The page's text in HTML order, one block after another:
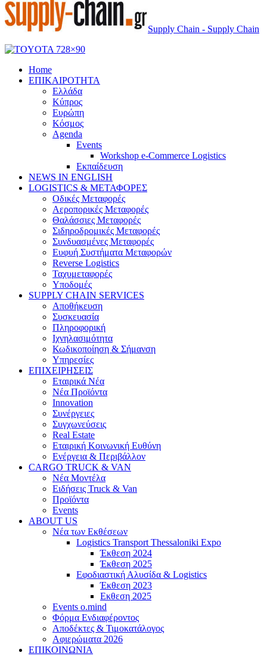
Supply Chain - Supply Chain
Home
ΕΠΙΚΑΙΡΟΤΗΤΑ
Ελλάδα
Κύπρος
Ευρώπη
Κόσμος
Agenda
Events
Workshop e-Commerce Logistics
Εκπαίδευση
NEWS IN ENGLISH
LOGISTICS & ΜΕΤΑΦΟΡΕΣ
Οδικές Μεταφορές
Αεροπορικές Μεταφορές
Θαλάσσιες Μεταφορές
Σιδηροδρομικές Μεταφορές
Συνδυασμένες Μεταφορές
Ευφυή Συστήματα Μεταφορών
Reverse Logistics
Ταχυμεταφορές
Υποδομές
SUPPLY CHAIN SERVICES
Αποθήκευση
Συσκευασία
Πληροφορική
Ιχνηλασιμότητα
Κωδικοποίηση & Σήμανση
Υπηρεσίες
ΕΠΙΧΕΙΡΗΣΕΙΣ
Εταιρικά Νέα
Νέα Προϊόντα
Innovation
Συνέργειες
Συγχωνεύσεις
Real Estate
Εταιρική Κοινωνική Ευθύνη
Ενέργεια & Περιβάλλον
CARGO TRUCK & VAN
Νέα Μοντέλα
Ειδήσεις Truck & Van
Προϊόντα
Events
ABOUT US
Νέα των Εκθέσεων
Logistics Transport Thessaloniki Expo
Έκθεση 2024
Έκθεση 2025
Εφοδιαστική Αλυσίδα & Logistics
Έκθεση 2023
Εκθεση 2025
Events o.mind
Φόρμα Ενδιαφέροντος
Αποδέκτες & Τιμοκατάλογος
Αφιερώματα 2026
ΕΠΙΚΟΙΝΩΝΙΑ